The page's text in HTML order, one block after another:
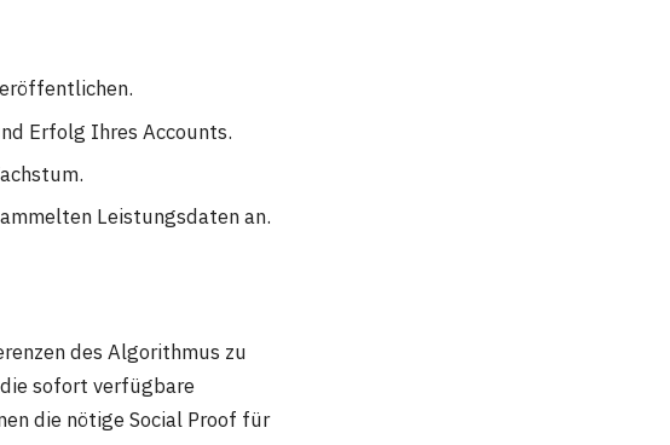
Erfolg Ihres Accounts.
Leistungsdaten an.
des Algorithmus zu
sofort verfügbare
die nötige Social Proof für